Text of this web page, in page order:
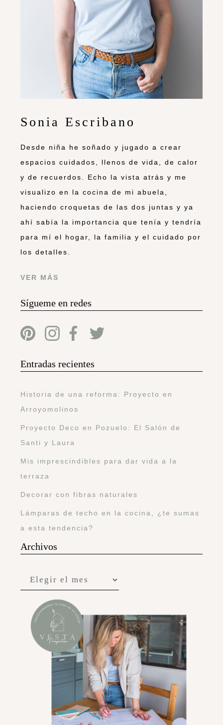
Sonia Escribano
Desde niña he soñado y jugado a crear
espacios cuidados, llenos de vida, de calor
y de recuerdos. Echo la vista atrás y me
visualizo en la cocina de mi abuela,
haciendo croquetas de las dos juntas y ya
ahí sabía la importancia que tenía y tendría
para mí el hogar, la familia y el cuidado por
los detalles.
VER MÁS
Sígueme en redes
Entradas recientes
Historia de una reforma: Proyecto en
Arroyomolinos
Proyecto Deco en Pozuelo: El Salón de
Santi y Laura
Mis imprescindibles para dar vida a la
terraza
Decorar con fibras naturales
Lámparas de techo en la cocina, ¿te sumas
a esta tendencia?
Archivos